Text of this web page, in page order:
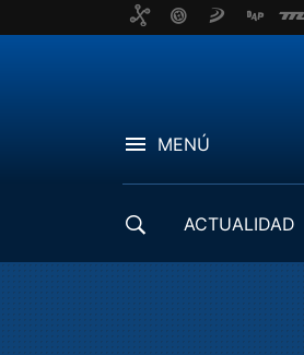
MENÚ
ACTUALIDAD